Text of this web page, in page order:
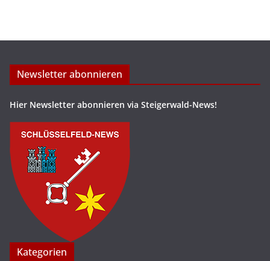
Newsletter abonnieren
Hier Newsletter abonnieren via Steigerwald-News!
Kategorien